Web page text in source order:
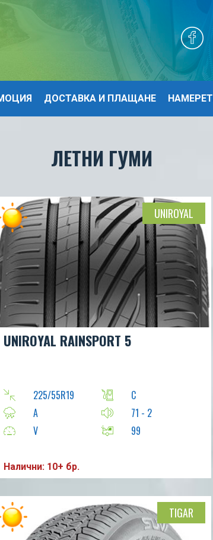
ДОСТАВКА И ПЛАЩАНЕ
ЛЕТНИ ГУМИ
UNIROYAL RAINSPORT 5
225/55R19
C
A
71 - 2
V
99
Налични: 10+ бр.
UNIROYAL
TIGAR